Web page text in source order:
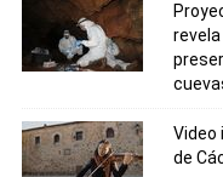
revela
Video
de